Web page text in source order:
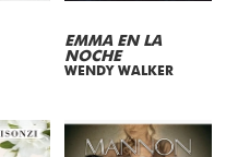
EMMA EN LA
NOCHE
WENDY WALKER